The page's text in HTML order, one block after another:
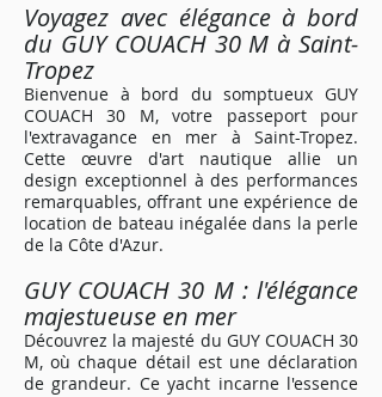
Voyagez avec élégance à bord
du GUY COUACH 30 M à Saint-
Tropez
Bienvenue à bord du somptueux GUY
COUACH 30 M, votre passeport pour
l'extravagance en mer à Saint-Tropez.
Cette œuvre d'art nautique allie un
design exceptionnel à des performances
remarquables, offrant une expérience de
location de bateau inégalée dans la perle
de la Côte d'Azur.
GUY COUACH 30 M : l'élégance
majestueuse en mer
Découvrez la majesté du GUY COUACH 30
M, où chaque détail est une déclaration
de grandeur. Ce yacht incarne l'essence